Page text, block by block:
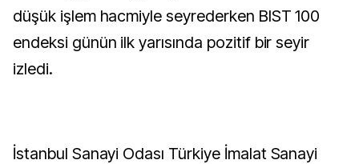
düşük işlem hacmiyle seyrederken BIST 100
endeksi günün ilk yarısında pozitif bir seyir
izledi.
İstanbul Sanayi Odası Türkiye İmalat Sanayi